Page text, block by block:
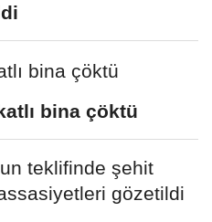
bina çöktü